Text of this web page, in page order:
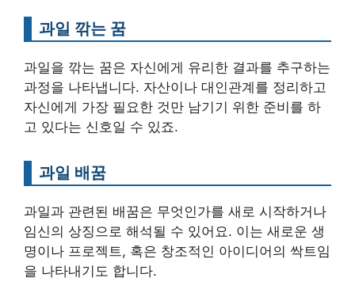
과일 깎는 꿈
과일을 깎는 꿈은 자신에게 유리한 결과를 추구하는
과정을 나타냅니다. 자산이나 대인관계를 정리하고
자신에게 가장 필요한 것만 남기기 위한 준비를 하
고 있다는 신호일 수 있죠.
과일 배꿈
과일과 관련된 배꿈은 무엇인가를 새로 시작하거나
임신의 상징으로 해석될 수 있어요. 이는 새로운 생
명이나 프로젝트, 혹은 창조적인 아이디어의 싹트임
을 나타내기도 합니다.